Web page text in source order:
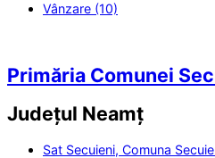
Vânzare (10)
Primăria Comunei
Județul Neamț
Sat Secuieni, Comuna